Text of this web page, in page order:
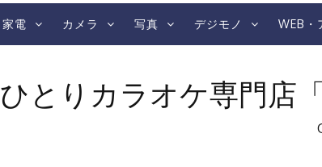
家電 カメラ 写真 デジモノ WEB・
ひとりカラオケ専門店